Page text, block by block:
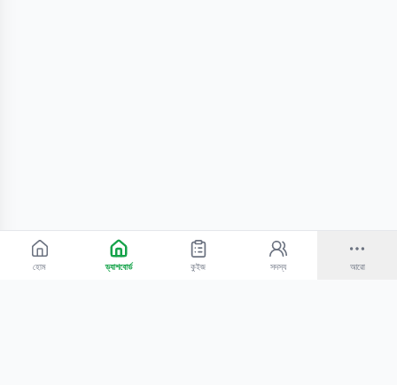
হোম ড্যাশবোর্ড কুইজ সদস্য আরো